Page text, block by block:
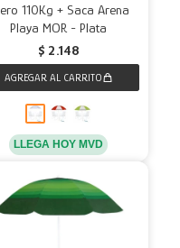
110Kg + Saca Arena
Playa MOR - Plata
$ 2.148
LLEGA HOY MVD